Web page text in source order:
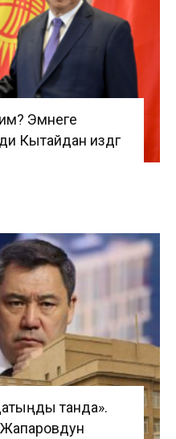
Эмнеге
Кытайдан издөөгө
танда».